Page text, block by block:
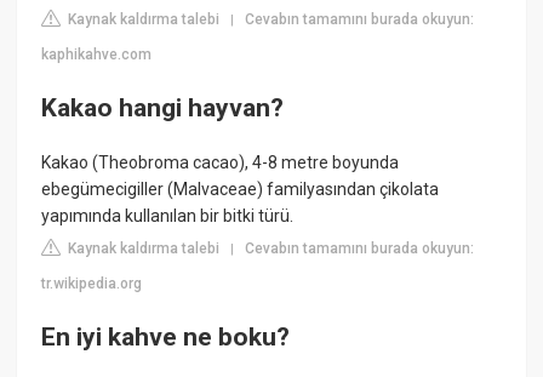
Kaynak kaldırma talebi |Cevabın tamamını burada okuyun:
kaphikahve.com
Kakao hangi hayvan?
Kakao (Theobroma cacao), 4-8 metre boyunda
ebegümecigiller (Malvaceae) familyasından çikolata
yapımında kullanılan bir bitki türü.
Kaynak kaldırma talebi |Cevabın tamamını burada okuyun:
tr.wikipedia.org
En iyi kahve ne boku?